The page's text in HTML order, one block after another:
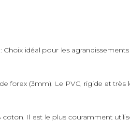
: Choix idéal pour les
forex (3mm). Le PVC, rigide et
coton. Il est le plus couramment